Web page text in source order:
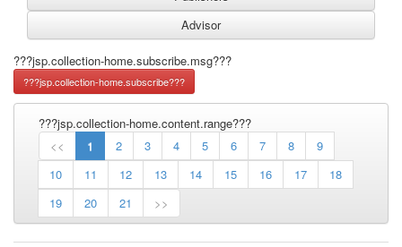
???jsp.collection-home.subscribe.msg???
???jsp.collection-home.content.range???
<<
1 2 3 4 5 6 7 8
9
10
11 12 13 14 15 16 17
18
19
20 21 >>